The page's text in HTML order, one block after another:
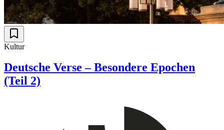
Kultur
Deutsche Verse – Besondere Epochen
(Teil 2)